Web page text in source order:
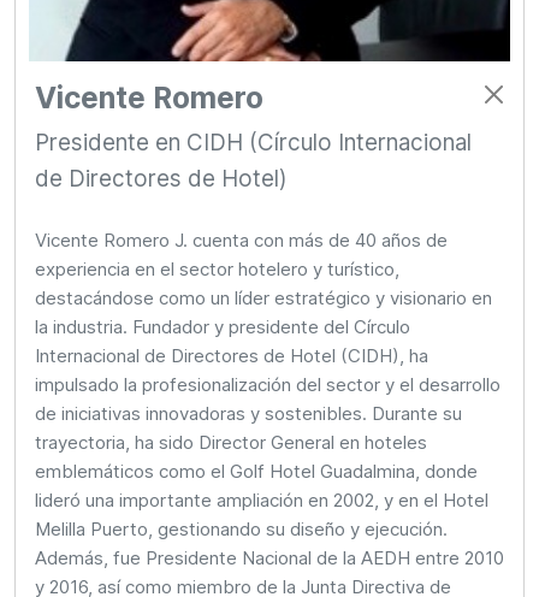
Vicente Romero
Presidente en CIDH (Círculo Internacional
de Directores de Hotel)
Vicente Romero J. cuenta con más de 40 años de
experiencia en el sector hotelero y turístico,
destacándose como un líder estratégico y visionario en
la industria. Fundador y presidente del Círculo
Internacional de Directores de Hotel (CIDH), ha
impulsado la profesionalización del sector y el desarrollo
de iniciativas innovadoras y sostenibles. Durante su
trayectoria, ha sido Director General en hoteles
emblemáticos como el Golf Hotel Guadalmina, donde
lideró una importante ampliación en 2002, y en el Hotel
Melilla Puerto, gestionando su diseño y ejecución.
Además, fue Presidente Nacional de la AEDH entre 2010
y 2016, así como miembro de la Junta Directiva de